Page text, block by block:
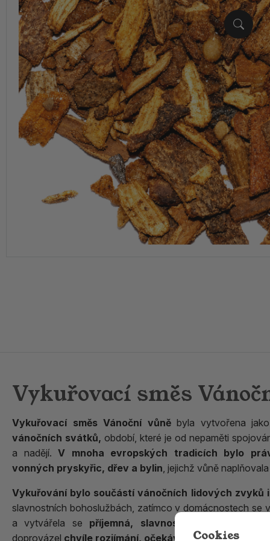
Vykuřovací směs
Vykuřovací směs Vánoční vůněbyla vytvořena jako
vánočních svátků,období, které je od nepaměti
a nadějí.V mnoha evropských tradicích bylo
vonných pryskyřic, dřev a bylin , jejichž vůně
Vykuřování bylo součástí vánočních lidových zvyků
slavnostních bohoslužbách, zatímco v domácnostech se
a vytvářela se příjemná, slavnostní atmosféra
doprovázel chvíle rozjímání, očekávání i společných
Cookies